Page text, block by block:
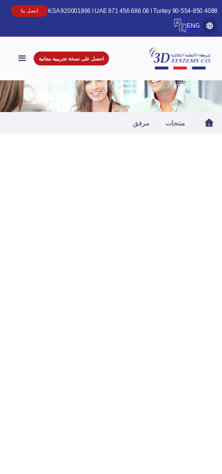
KSA 920001866 l UAE 971 456 686 08 l Turkey 90-554-850 اتصل بنا
ENG
احصل على نسخة تجريبية مجانية
منتجات مرفق